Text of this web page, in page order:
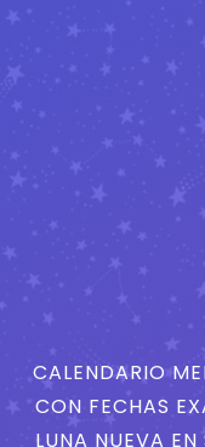
CALENDARIO
CON FECHAS
LUNA NUEVA